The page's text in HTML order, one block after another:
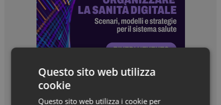
Questo sito web utilizza
cookie
Questo sito web utilizza i cookie per